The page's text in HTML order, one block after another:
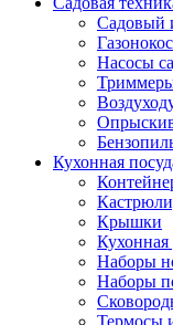
Садовый
Насосы
Кухонная
Крышки
Кухонная
Наборы
Наборы
Термосы